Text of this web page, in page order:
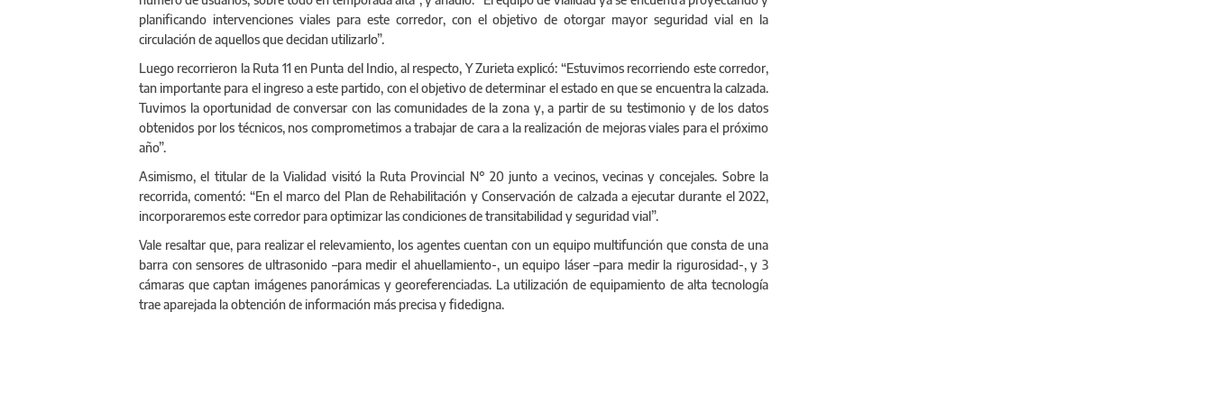
planificando intervenciones viales para este corredor, con el objetivo de otorgar mayor seguridad vial en la
circulación de aquellos que decidan utilizarlo”.
Luego recorrieron la Ruta 11 en Punta del Indio, al respecto, Y Zurieta explicó: “Estuvimos recorriendo este corredor,
tan importante para el ingreso a este partido, con el objetivo de determinar el estado en que se encuentra la calzada.
Tuvimos la oportunidad de conversar con las comunidades de la zona y, a partir de su testimonio y de los datos
obtenidos por los técnicos, nos comprometimos a trabajar de cara a la realización de mejoras viales para el próximo
año”.
Asimismo, el titular de la Vialidad visitó la Ruta Provincial N° 20 junto a vecinos, vecinas y concejales. Sobre la
recorrida, comentó: “En el marco del Plan de Rehabilitación y Conservación de calzada a ejecutar durante el 2022,
incorporaremos este corredor para optimizar las condiciones de transitabilidad y seguridad vial”.
Vale resaltar que, para realizar el relevamiento, los agentes cuentan con un equipo multifunción que consta de una
barra con sensores de ultrasonido –para medir el ahuellamiento-, un equipo láser –para medir la rigurosidad-, y 3
cámaras que captan imágenes panorámicas y georeferenciadas. La utilización de equipamiento de alta tecnología
trae aparejada la obtención de información más precisa y fidedigna.